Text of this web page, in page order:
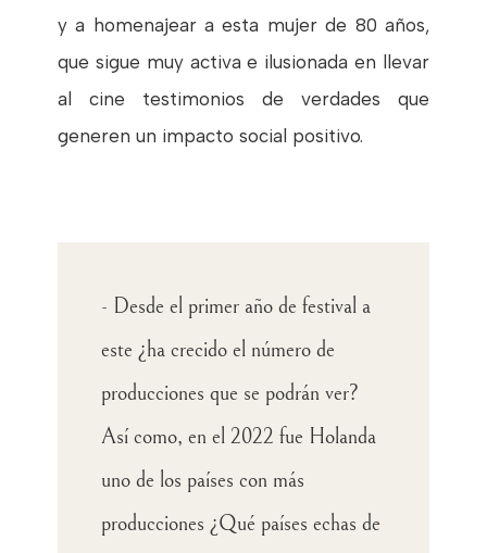
y a homenajear a esta mujer de 80 años,
que sigue muy activa e ilusionada en llevar
al cine testimonios de verdades que
generen un impacto social positivo.
- Desde el primer año de festival a
este ¿ha crecido el número de
producciones que se podrán ver?
Así como, en el 2022 fue Holanda
uno de los países con más
producciones ¿Qué países echas de